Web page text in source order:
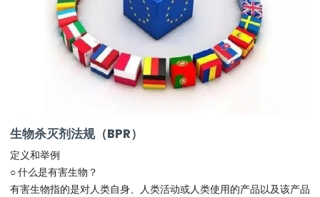
生物杀灭剂法规（BPR）
定义和举例
○ 什么是有害生物？
有害生物指的是对人类自身、人类活动或人类使用的产品以及该产品